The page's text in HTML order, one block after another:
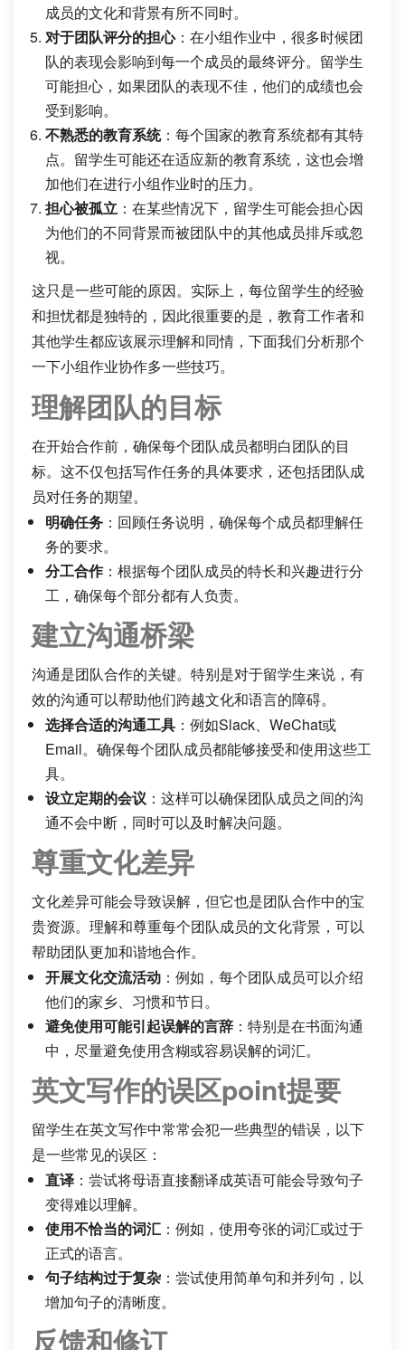
成员的文化和背景有所不同时。
对于团队评分的担心：在小组作业中，很多时候团
队的表现会影响到每一个成员的最终评分。留学生
可能担心，如果团队的表现不佳，他们的成绩也会
受到影响。
不熟悉的教育系统：每个国家的教育系统都有其特
点。留学生可能还在适应新的教育系统，这也会增
加他们在进行小组作业时的压力。
担心被孤立 ：在某些情况下，留学生可能会担心因
为他们的不同背景而被团队中的其他成员排斥或忽
视。
这只是一些可能的原因。实际上，每位留学生的经验
和担忧都是独特的，因此很重要的是，教育工作者和
其他学生都应该展示理解和同情，下面我们分析那个
一下小组作业协作多一些技巧。
理解团队的目标
在开始合作前，确保每个团队成员都明白团队的目
标。这不仅包括写作任务的具体要求，还包括团队成
员对任务的期望。
明确任务 ：回顾任务说明，确保每个成员都理解任
务的要求。
分工合作：根据每个团队成员的特长和兴趣进行分
工，确保每个部分都有人负责。
建立沟通桥梁
沟通是团队合作的关键。特别是对于留学生来说，有
效的沟通可以帮助他们跨越文化和语言的障碍。
选择合适的沟通工具 ：例如Slack、WeChat或
Email。确保每个团队成员都能够接受和使用这些工
具。
设立定期的会议 ：这样可以确保团队成员之间的沟
通不会中断，同时可以及时解决问题。
尊重文化差异
文化差异可能会导致误解，但它也是团队合作中的宝
贵资源。理解和尊重每个团队成员的文化背景，可以
帮助团队更加和谐地合作。
开展文化交流活动 ：例如，每个团队成员可以介绍
他们的家乡、习惯和节日。
避免使用可能引起误解的言辞 ：特别是在书面沟通
中，尽量避免使用含糊或容易误解的词汇。
英文写作的误区point提要
留学生在英文写作中常常会犯一些典型的错误，以下
是一些常见的误区：
直译 ：尝试将母语直接翻译成英语可能会导致句子
变得难以理解。
使用不恰当的词汇 ：例如，使用夸张的词汇或过于
正式的语言。
句子结构过于复杂 ：尝试使用简单句和并列句，以
增加句子的清晰度。
反馈和修订